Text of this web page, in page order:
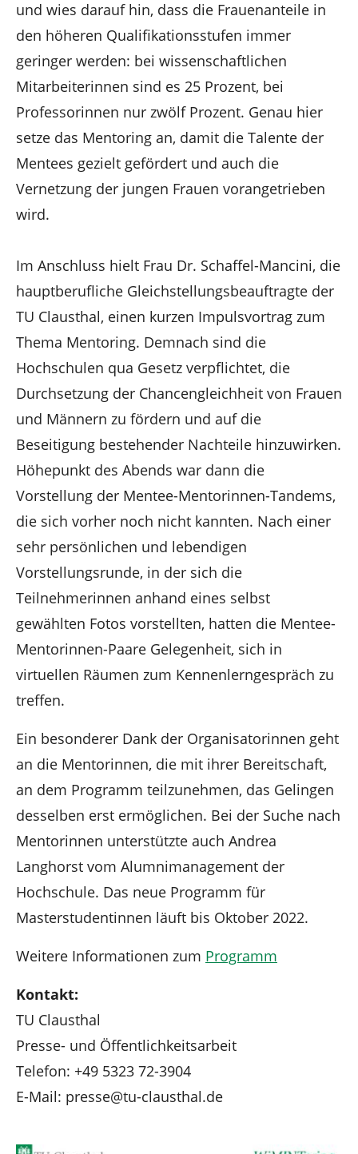
und wies darauf hin, dass die Frauenanteile in
den höheren Qualifikationsstufen immer
geringer werden: bei wissenschaftlichen
Mitarbeiterinnen sind es 25 Prozent, bei
Professorinnen nur zwölf Prozent. Genau hier
setze das Mentoring an, damit die Talente der
Mentees gezielt gefördert und auch die
Vernetzung der jungen Frauen vorangetrieben
wird.
Im Anschluss hielt Frau Dr. Schaffel-Mancini, die
hauptberufliche Gleichstellungsbeauftragte der
TU Clausthal, einen kurzen Impulsvortrag zum
Thema Mentoring. Demnach sind die
Hochschulen qua Gesetz verpflichtet, die
Durchsetzung der Chancengleichheit von Frauen
und Männern zu fördern und auf die
Beseitigung bestehender Nachteile hinzuwirken.
Höhepunkt des Abends war dann die
Vorstellung der Mentee-Mentorinnen-Tandems,
die sich vorher noch nicht kannten. Nach einer
sehr persönlichen und lebendigen
Vorstellungsrunde, in der sich die
Teilnehmerinnen anhand eines selbst
gewählten Fotos vorstellten, hatten die Mentee-
Mentorinnen-Paare Gelegenheit, sich in
virtuellen Räumen zum Kennenlerngespräch zu
treffen.
Ein besonderer Dank der Organisatorinnen geht
an die Mentorinnen, die mit ihrer Bereitschaft,
an dem Programm teilzunehmen, das Gelingen
desselben erst ermöglichen. Bei der Suche nach
Mentorinnen unterstützte auch Andrea
Langhorst vom Alumnimanagement der
Hochschule. Das neue Programm für
Masterstudentinnen läuft bis Oktober 2022.
Weitere Informationen zum Programm
Kontakt:
TU Clausthal
Presse- und Öffentlichkeitsarbeit
Telefon: +49 5323 72-3904
E-Mail: presse@tu-clausthal.de